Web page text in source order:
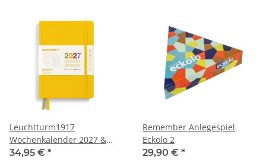
Leuchtturm1917
Wochenkalender 2027 &
Notizbuch Dotted Medium
34,95 € *
Remember Anlegespiel
Eckolo 2
29,90 € *